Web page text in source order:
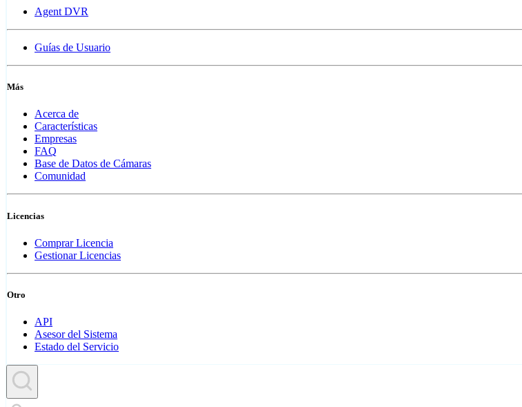
Agent DVR
Guías de Usuario
Más
Acerca de
Características
Empresas
FAQ
Base de Datos de Cámaras
Comunidad
Licencias
Comprar Licencia
Gestionar Licencias
Otro
API
Asesor del Sistema
Estado del Servicio